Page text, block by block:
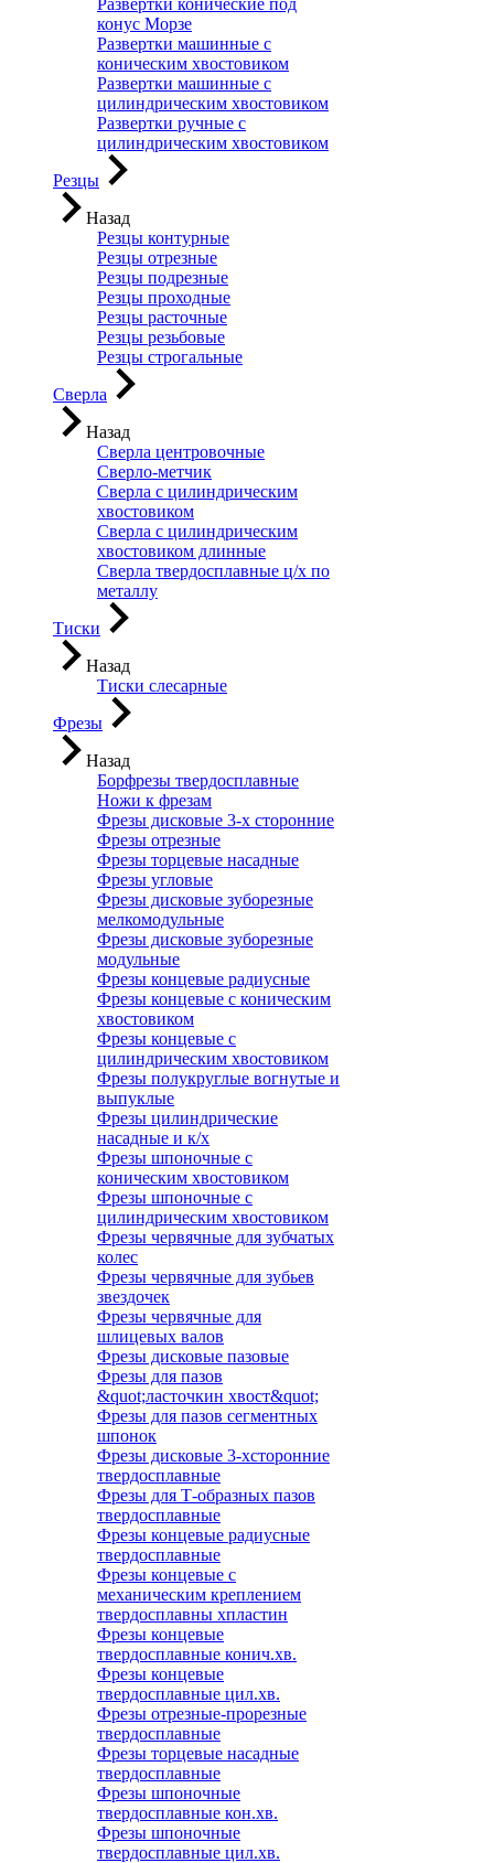
Развертки конические под
конус Морзе
Развертки машинные с
коническим хвостовиком
Развертки машинные с
цилиндрическим хвостовиком
Развертки ручные с
цилиндрическим хвостовиком
Резцы
Назад
Резцы контурные
Резцы отрезные
Резцы подрезные
Резцы проходные
Резцы расточные
Резцы резьбовые
Резцы строгальные
Сверла
Назад
Сверла центровочные
Сверло-метчик
Сверла с цилиндрическим
хвостовиком
Сверла с цилиндрическим
хвостовиком длинные
Сверла твердосплавные ц/х по
металлу
Тиски
Назад
Тиски слесарные
Фрезы
Назад
Борфрезы твердосплавные
Ножи к фрезам
Фрезы дисковые 3-х сторонние
Фрезы отрезные
Фрезы торцевые насадные
Фрезы угловые
Фрезы дисковые зуборезные
мелкомодульные
Фрезы дисковые зуборезные
модульные
Фрезы концевые радиусные
Фрезы концевые с коническим
хвостовиком
Фрезы концевые с
цилиндрическим хвостовиком
Фрезы полукруглые вогнутые и
выпуклые
Фрезы цилиндрические
насадные и к/х
Фрезы шпоночные с
коническим хвостовиком
Фрезы шпоночные с
цилиндрическим хвостовиком
Фрезы червячные для зубчатых
колес
Фрезы червячные для зубьев
звездочек
Фрезы червячные для
шлицевых валов
Фрезы дисковые пазовые
Фрезы для пазов
&quot;ласточкин хвост&quot;
Фрезы для пазов сегментных
шпонок
Фрезы дисковые 3-хсторонние
твердосплавные
Фрезы для Т-образных пазов
твердосплавные
Фрезы концевые радиусные
твердосплавные
Фрезы концевые с
механическим креплением
твердосплавны хпластин
Фрезы концевые
твердосплавные конич.хв.
Фрезы концевые
твердосплавные цил.хв.
Фрезы отрезные-прорезные
твердосплавные
Фрезы торцевые насадные
твердосплавные
Фрезы шпоночные
твердосплавные кон.хв.
Фрезы шпоночные
твердосплавные цил.хв.